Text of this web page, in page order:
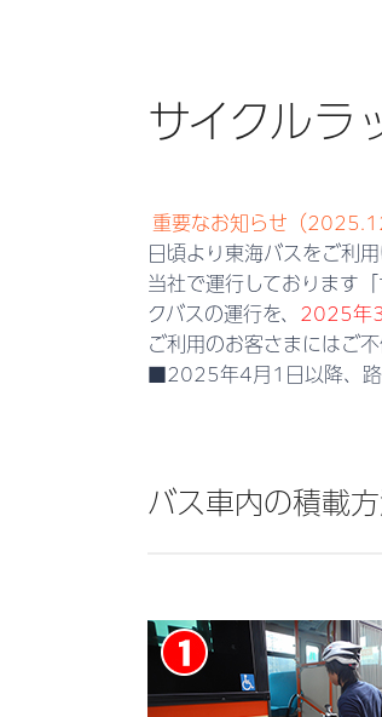
サイクルラ
重要なお知らせ（
日頃より東海バスをご利
当社で運行しております
クバスの運行を、
2025年
ご利用のお客さまにはご
■2025年4月1日以降、路
バス車内の積載